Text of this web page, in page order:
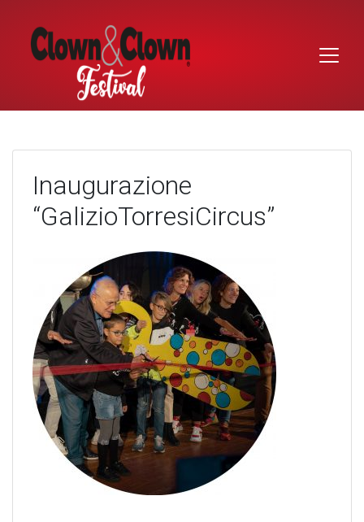
content
Inaugurazione
“GalizioTorresiCircus”